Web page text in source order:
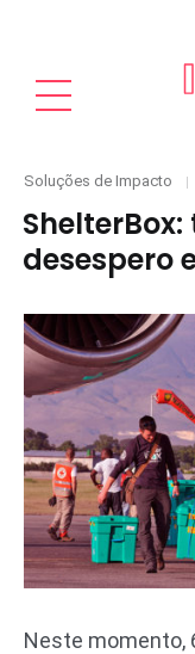
Categories
Soluções de Impacto
desespero
Neste momento,